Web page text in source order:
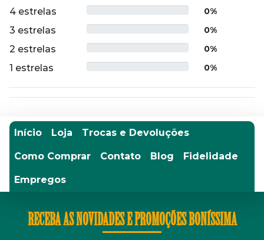
4 estrelas 0%
3 estrelas 0%
2 estrelas 0%
1 estrelas 0%
Início Loja Trocas e Devoluções
Como Comprar Contato Blog Fidelidade
Empregos
RECEBA AS NOVIDADES E PROMOÇÕES BONÍSSIMA